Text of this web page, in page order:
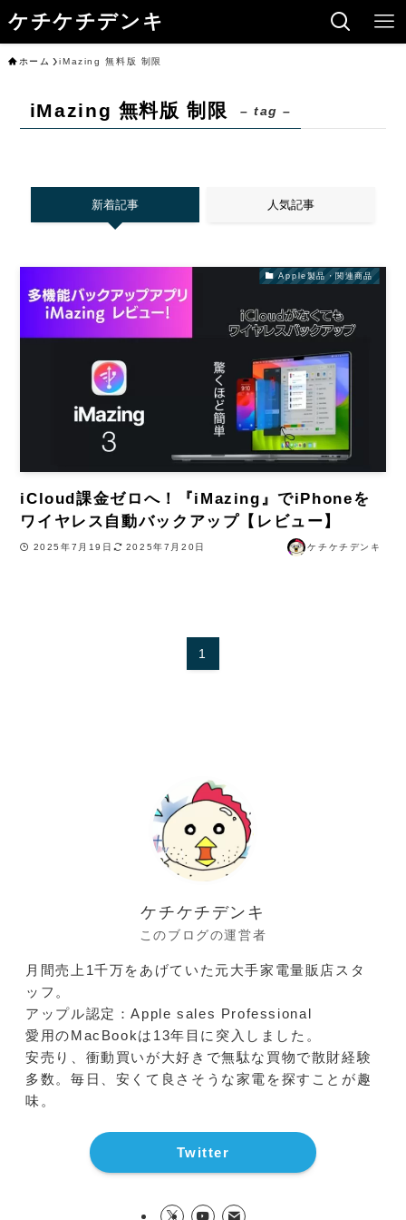
ケチケチデンキ
ホーム iMazing 無料版 制限
iMazing 無料版 制限 – tag –
新着記事 人気記事
Apple製品・関連商品
iCloud課金ゼロへ！『iMazing』でiPhoneを
ワイヤレス自動バックアップ【レビュー】
2025年7月19日 2025年7月20日 ケチケチデンキ
1
ケチケチデンキ
このブログの運営者
月間売上1千万をあげていた元大手家電量販店スタ
ッフ。
アップル認定：Apple sales Professional
愛用のMacBookは13年目に突入しました。
安売り、衝動買いが大好きで無駄な買物で散財経験
多数。毎日、安くて良さそうな家電を探すことが趣
味。
Twitter